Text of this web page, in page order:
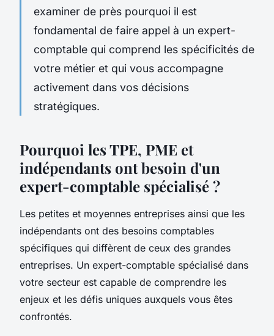
examiner de près pourquoi il est
fondamental de faire appel à un expert-
comptable qui comprend les spécificités de
votre métier et qui vous accompagne
activement dans vos décisions
stratégiques.
Pourquoi les TPE, PME et
indépendants ont besoin d'un
expert-comptable spécialisé ?
Les petites et moyennes entreprises ainsi que les
indépendants ont des besoins comptables
spécifiques qui diffèrent de ceux des grandes
entreprises. Un expert-comptable spécialisé dans
votre secteur est capable de comprendre les
enjeux et les défis uniques auxquels vous êtes
confrontés.